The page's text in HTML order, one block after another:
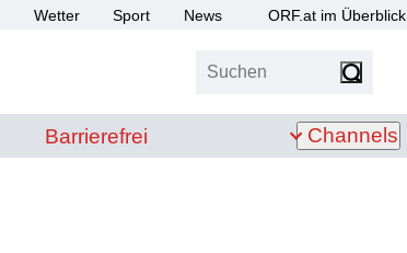
Wetter Sport News ORF.at im Überblick
Suchen
Barrierefrei
Barrierefrei Channels